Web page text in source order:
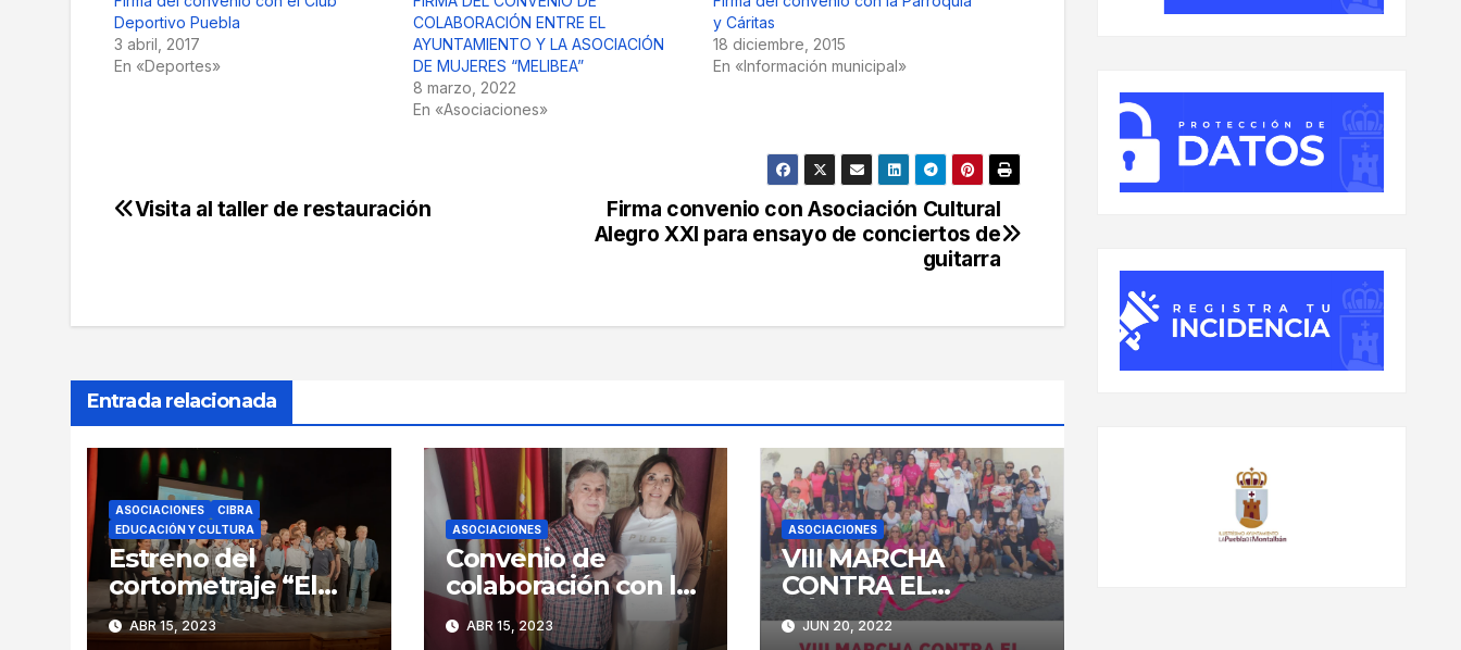
Deportivo Puebla
3 abril, 2017
En «Deportes»
COLABORACIÓN ENTRE EL
AYUNTAMIENTO Y LA ASOCIACIÓN
DE MUJERES “MELIBEA”
8 marzo, 2022
En «Asociaciones»
y Cáritas
18 diciembre, 2015
En «Información municipal»
Navegación
Firma convenio con Asociación Cultural
Alegro XXI para ensayo de conciertos de
guitarra
Visita al taller de restauración
Entrada relacionada
ASOCIACIONES
CIBRA
EDUCACIÓN Y CULTURA
Estreno del
cortometraje “El
Juego de los
ángeles”
ABR 15, 2023
ASOCIACIONES
Convenio de
colaboración con la
Asociacion de
Mujeres Melibea.
ABR 15, 2023
ASOCIACIONES
VIII MARCHA
CONTRA EL
CÁNCER DE MAMA
JUN 20, 2022